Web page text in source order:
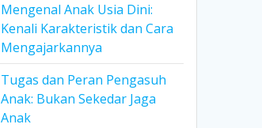
Mengenal Anak Usia Dini:
Kenali Karakteristik dan Cara
Mengajarkannya
Tugas dan Peran Pengasuh
Anak: Bukan Sekedar Jaga
Anak